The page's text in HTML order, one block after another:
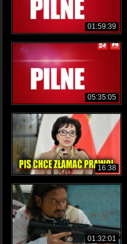
01:59:39
05:35:05
16:38
01:32:01